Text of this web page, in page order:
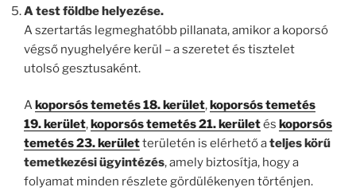
A test földbe helyezése.
A szertartás legmeghatóbb pillanata, amikor a koporsó
végső nyughelyére kerül – a szeretet és tisztelet
utolsó gesztusaként.
Akoporsós temetés 18. kerület,koporsós temetés
19. kerület,koporsós temetés 21. kerületés koporsós
temetés 23. kerületterületén is elérhető ateljes körű
temetkezési ügyintézés, amely biztosítja, hogy a
folyamat minden részlete gördülékenyen történjen.